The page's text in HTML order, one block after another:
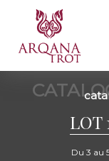
LOT
Du 3 au